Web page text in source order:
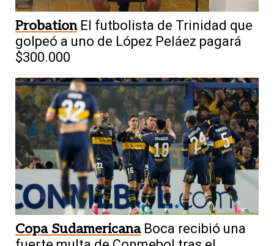
Probation El futbolista de Trinidad que
golpeó a uno de López Peláez pagará
$300.000
Copa Sudamericana Boca recibió una